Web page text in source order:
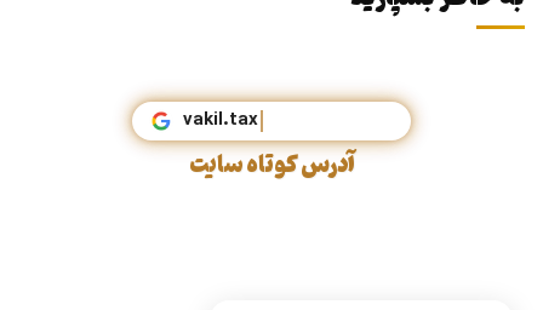
vakil.tax
آدرس کوتاه سایت